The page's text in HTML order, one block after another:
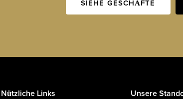
SIEHE GESCHÄFTE
Nützliche Links Unsere